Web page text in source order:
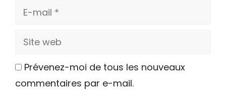
E-
Site
Prévenez-moi de tous les nouveaux
commentaires par e-mail.